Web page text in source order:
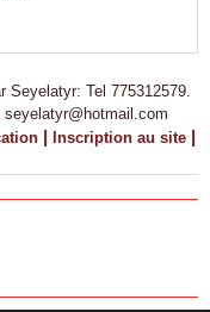
Seyelatyr: Tel 775312579.
| Inscription au site |